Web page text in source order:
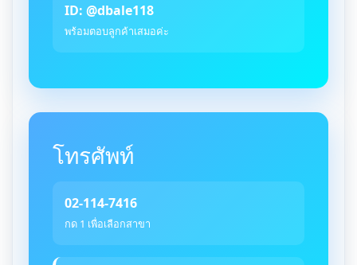
ID: @dbale118
พร้อมตอบลูกค้าเสมอค่ะ
โทรศัพท์
02-114-7416
กด 1 เพื่อเลือกสาขา